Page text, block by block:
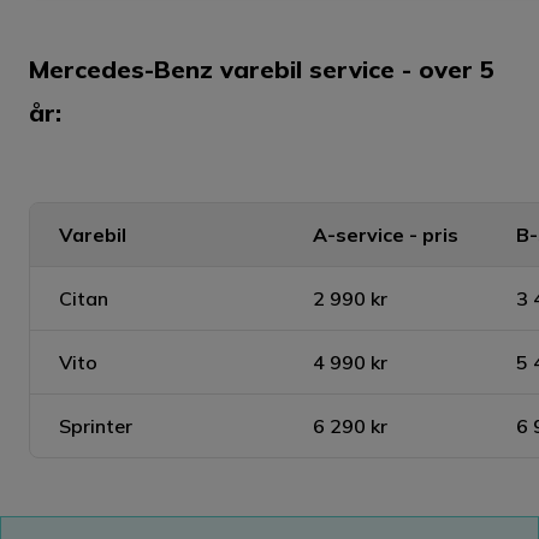
Mercedes-Benz varebil service - over 5
år:
Varebil A-service - pris
Citan 2 990 kr 3
Vito 4 990 kr 5
Sprinter 6 290 kr 6